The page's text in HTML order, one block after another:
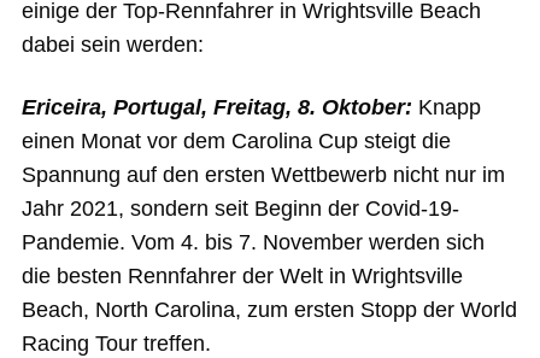
einige der Top-Rennfahrer in Wrightsville Beach
dabei sein werden:
Ericeira, Portugal, Freitag, 8. Oktober: Knapp
einen Monat vor dem Carolina Cup steigt die
Spannung auf den ersten Wettbewerb nicht nur im
Jahr 2021, sondern seit Beginn der Covid-19-
Pandemie. Vom 4. bis 7. November werden sich
die besten Rennfahrer der Welt in Wrightsville
Beach, North Carolina, zum ersten Stopp der World
Racing Tour treffen.